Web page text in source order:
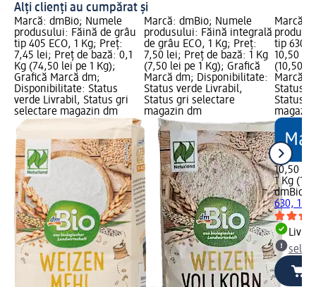
Alți clienți au cumpărat și
Marcă: dmBio; Numele
produsului: Făină de grâu
tip 405 ECO, 1 Kg; Preț:
7,45 lei; Preț de bază: 0,1
Kg (74,50 lei pe 1 Kg);
Grafică Marcă dm;
Disponibilitate: Status
verde Livrabil, Status gri
selectare magazin dm
Marcă: dmBio; Numele
produsului: Făină integrală
de grâu ECO, 1 Kg; Preț:
7,50 lei; Preț de bază: 1 Kg
(7,50 lei pe 1 Kg); Grafică
Marcă dm; Disponibilitate:
Status verde Livrabil,
Status gri selectare
magazin dm
Marcă:
tip 630,
10,50
(10,50
Marcă
Status
Status
10,50 lei
1 Kg
dmBio
630, 1 Kg